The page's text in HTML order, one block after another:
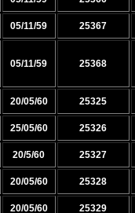
05/11/59 25367
05/11/59 25368
20/05/60 25325
25/05/60 25326
20/5/60
25327
20/05/60
25328
20/05/60
25329